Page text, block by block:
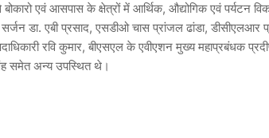
एवं आसपास के क्षेत्रों में आर्थिक, औद्योगिक एवं पर्यटन
डा. एबी प्रसाद, एसडीओ चास प्रांजल ढांडा, डीसीएलआर
रवि कुमार, बीएसएल के एवीएशन मुख्य महाप्रबंधक
समेत अन्य उपस्थित थे।